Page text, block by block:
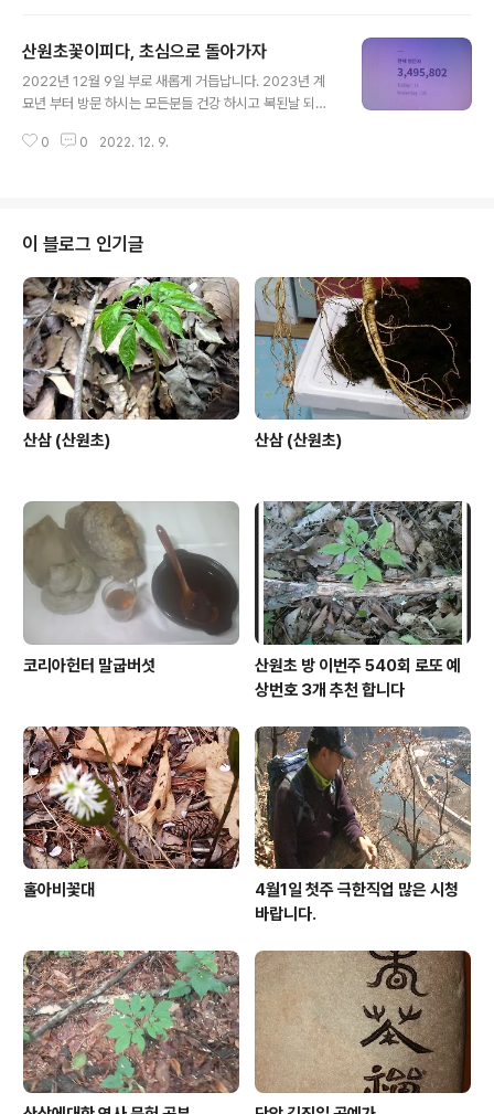
산원초꽃이피다, 초심으로 돌아가자
2022년 12월 9일 부로 새롭게 거듭납니다. 2023년 계
묘년 부터 방문 하시는 모든분들 건강 하시고 복된날 되세
0 0 2022. 12. 9.
이 블로그 인기글
산삼 (산원초) 산삼 (산원초)
코리아헌터 말굽버섯
산원초 방 이번주 540회 로또 예
상번호 3개 추천 합니다
홀아비꽃대
4월1일 첫주 극한직업 많은 시청
바랍니다.